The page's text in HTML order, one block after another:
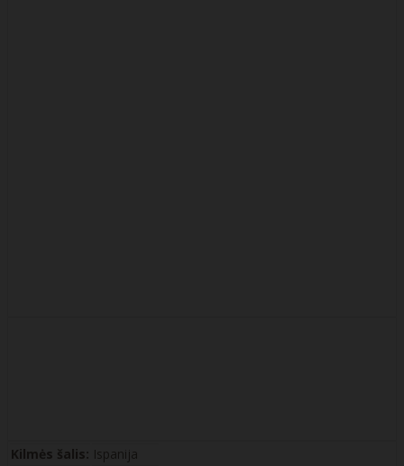
Kilmės šalis: Ispanija